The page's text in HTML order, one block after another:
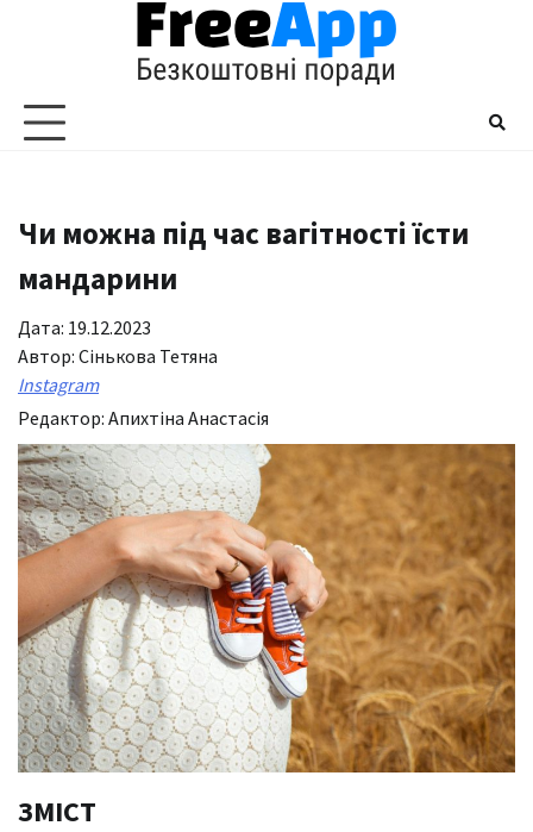
Чи можна під час вагітності їсти
мандарини
Дата: 19.12.2023
Автор: Сінькова Тетяна
Instagram
Редактор: Апихтіна Анастасія
ЗМІСТ